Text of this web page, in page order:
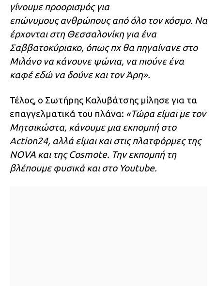
γίνουμε προορισμός για
επώνυμους ανθρώπους από όλο τον κόσμο. Να
έρχονται στη Θεσσαλονίκη για ένα
Σαββατοκύριακο, όπως πχ θα πηγαίνανε στο
Μιλάνο να κάνουνε ψώνια, να πιούνε ένα
καφέ εδώ να δούνε και τον Άρη».
Τέλος, ο Σωτήρης Καλυβάτσης μίλησε για τα
επαγγελματικά του πλάνα: «Τώρα είμαι με τον
Μητσικώστα, κάνουμε μια εκπομπή στο
Action24, αλλά είμαι και στις πλατφόρμες της
NOVA και της Cosmote. Την εκπομπή τη
βλέπουμε φυσικά και στο Youtube.